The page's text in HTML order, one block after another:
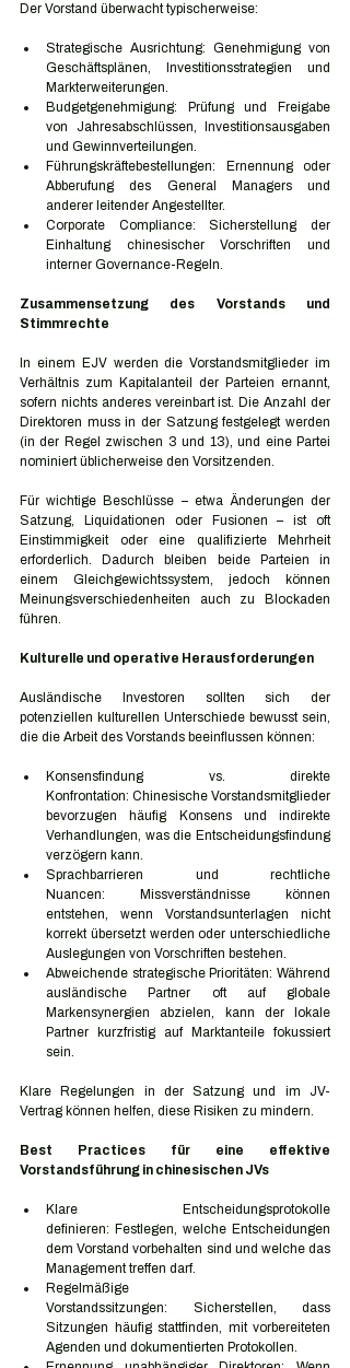
Der Vorstand überwacht typischerweise:
Strategische Ausrichtung: Genehmigung von
Geschäftsplänen, Investitionsstrategien und
Markterweiterungen.
Budgetgenehmigung: Prüfung und Freigabe
von Jahresabschlüssen, Investitionsausgaben
und Gewinnverteilungen.
Führungskräftebestellungen: Ernennung oder
Abberufung des General Managers und
anderer leitender Angestellter.
Corporate Compliance: Sicherstellung der
Einhaltung chinesischer Vorschriften und
interner Governance-Regeln.
Zusammensetzung des Vorstands und
Stimmrechte
In einem EJV werden die Vorstandsmitglieder im
Verhältnis zum Kapitalanteil der Parteien ernannt,
sofern nichts anderes vereinbart ist. Die Anzahl der
Direktoren muss in der Satzung festgelegt werden
(in der Regel zwischen 3 und 13), und eine Partei
nominiert üblicherweise den Vorsitzenden.
Für wichtige Beschlüsse – etwa Änderungen der
Satzung, Liquidationen oder Fusionen – ist oft
Einstimmigkeit oder eine qualifizierte Mehrheit
erforderlich. Dadurch bleiben beide Parteien in
einem Gleichgewichtssystem, jedoch können
Meinungsverschiedenheiten auch zu Blockaden
führen.
Kulturelle und operative Herausforderungen
Ausländische Investoren sollten sich der
potenziellen kulturellen Unterschiede bewusst sein,
die die Arbeit des Vorstands beeinflussen können:
Konsensfindung vs. direkte
Konfrontation: Chinesische Vorstandsmitglieder
bevorzugen häufig Konsens und indirekte
Verhandlungen, was die Entscheidungsfindung
verzögern kann.
Sprachbarrieren und rechtliche
Nuancen: Missverständnisse können
entstehen, wenn Vorstandsunterlagen nicht
korrekt übersetzt werden oder unterschiedliche
Auslegungen von Vorschriften bestehen.
Abweichende strategische Prioritäten: Während
ausländische Partner oft auf globale
Markensynergien abzielen, kann der lokale
Partner kurzfristig auf Marktanteile fokussiert
sein.
Klare Regelungen in der Satzung und im JV-
Vertrag können helfen, diese Risiken zu mindern.
Best Practices für eine effektive
Vorstandsführung in chinesischen JVs
Klare Entscheidungsprotokolle
definieren: Festlegen, welche Entscheidungen
dem Vorstand vorbehalten sind und welche das
Management treffen darf.
Regelmäßige
Vorstandssitzungen: Sicherstellen, dass
Sitzungen häufig stattfinden, mit vorbereiteten
Agenden und dokumentierten Protokollen.